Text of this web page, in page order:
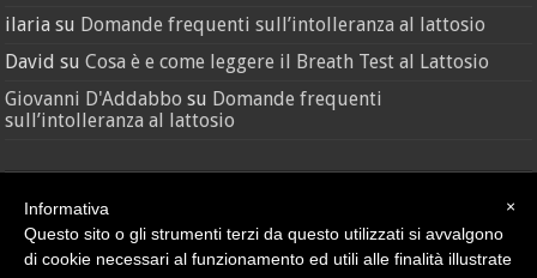
ilaria su Domande frequenti sull’intolleranza al lattosio
David suCosa è e come leggere il Breath Test al Lattosio
Giovanni D'Addabbo su Domande frequenti
sull’intolleranza al lattosio
×
Informativa
Questo sito o gli strumenti terzi da questo utilizzati si avvalgono
di cookie necessari al funzionamento ed utili alle finalità illustrate